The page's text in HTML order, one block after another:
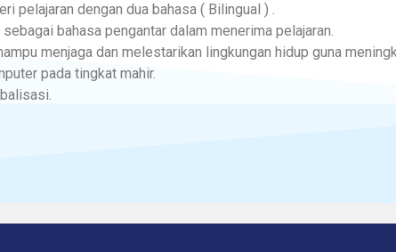
pelajaran dengan dua bahasa ( Bilingual ) .
bahasa pengantar dalam menerima pelajaran.
menjaga dan melestarikan lingkungan hidup guna
pada tingkat mahir.